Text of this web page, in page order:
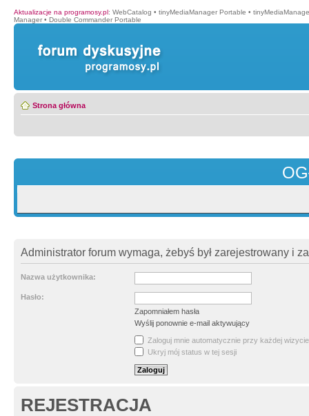
Aktualizacje na programosy.pl: WebCatalog • tinyMediaManager Portable •
Manager • Double Commander Portable
Strona główna
Administrator forum wymaga, żebyś był zarejestrowany i
Nazwa użytkownika:
Hasło:
Zapomniałem hasła
Wyślij ponownie e-mail aktywujący
Zaloguj mnie automatycznie przy każdej wizycie
Ukryj mój status w tej sesji
REJESTRACJA